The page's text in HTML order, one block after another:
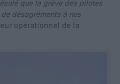
que la grève des pilotes
désagréments à nos
opérationnel de la